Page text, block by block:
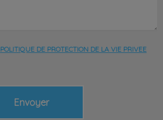
POLITIQUE DE PROTECTION DE LA VIE PRIVEE